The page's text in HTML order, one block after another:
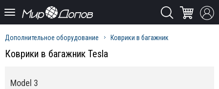
Дополнительное оборудование Коврики в багажник
Коврики в багажник Tesla
Model 3